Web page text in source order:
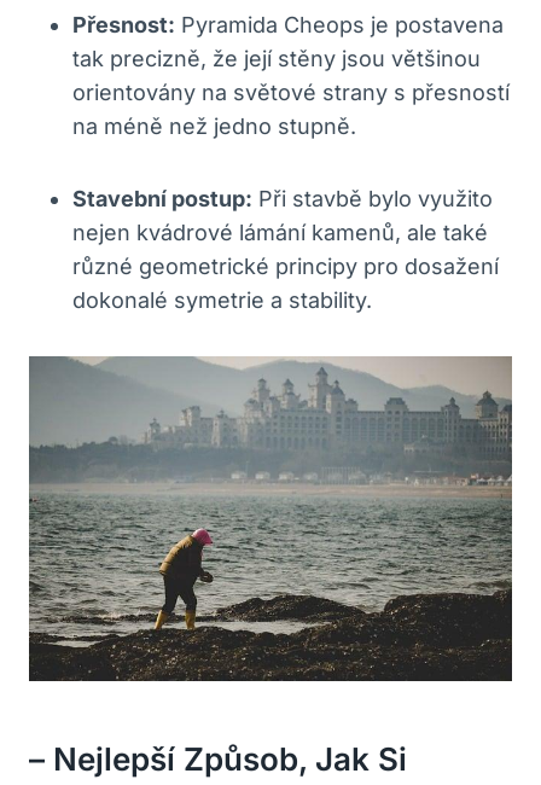
Přesnost: Pyramida Cheops je postavena
tak precizně, že její stěny jsou většinou
orientovány na světové strany s přesností
na méně než jedno stupně.
Stavební postup: Při stavbě bylo využito
nejen kvádrové lámání kamenů, ale také
různé geometrické principy pro dosažení
dokonalé symetrie a stability.
– Nejlepší Způsob, Jak Si